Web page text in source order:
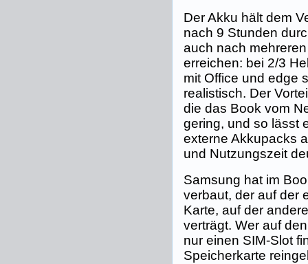
Der Akku hält dem
nach 9 Stunden
auch nach
erreichen: bei 2/3
mit Office und edge
realistisch. Der
die das Book vom
gering, und so lässt
externe Akkupacks
und Nutzungszeit
Samsung hat im
verbaut, der auf der
Karte, auf der
verträgt. Wer auf
nur einen SIM-Slot
Speicherkarte